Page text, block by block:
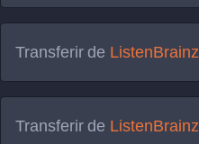
Transferir de ListenBrainz
Transferir de ListenBrainz